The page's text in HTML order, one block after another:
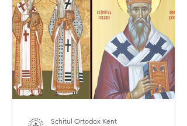
Schitul Ortodox Kent